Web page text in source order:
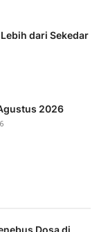
dari Sekedar
2026
Dosa di